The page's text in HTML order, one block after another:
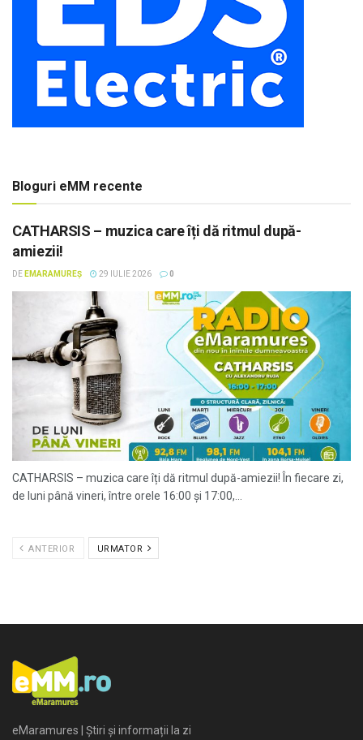
Bloguri eMM recente
CATHARSIS – muzica care îți dă ritmul după-
amiezii!
DE EMARAMUREȘ 29 IULIE 2026 0
CATHARSIS – muzica care îți dă ritmul după-amiezii! În fiecare zi,
de luni până vineri, între orele 16:00 și 17:00,...
ANTERIOR URMATOR
eMaramures | Știri și informații la zi